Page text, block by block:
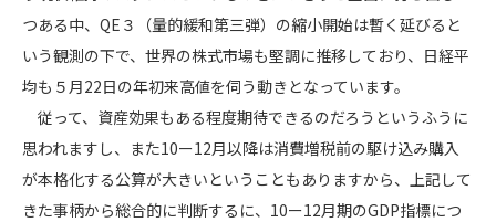
つある中、QE３（量的緩和第三弾）の縮小開始は暫く延びると
いう観測の下で、世界の株式市場も堅調に推移しており、日経平
均も５月22日の年初来高値を伺う動きとなっています。
従って、資産効果もある程度期待できるのだろうというふうに
思われますし、また10ー12月以降は消費増税前の駆け込み購入
が本格化する公算が大きいということもありますから、上記して
きた事柄から総合的に判断するに、10ー12月期のGDP指標につ